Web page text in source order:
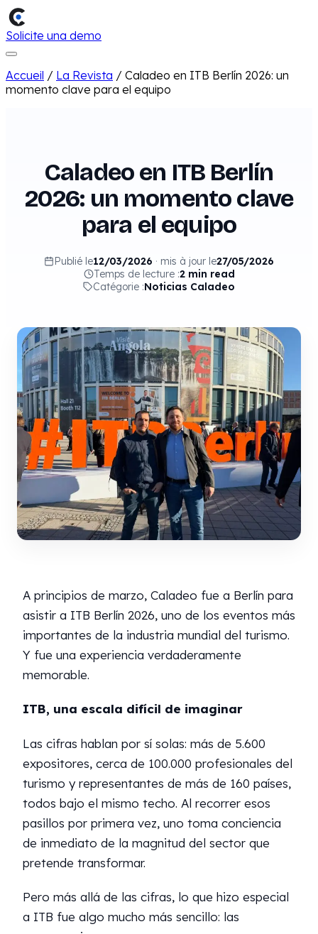
Solicite una demo
Accueil / La Revista / Caladeo en ITB Berlín 2026: un
momento clave para el equipo
Caladeo en ITB Berlín
2026: un momento clave
para el equipo
Publié le12/03/2026 · mis à jour le27/05/2026
Temps de lecture :2 min read
Catégorie :Noticias Caladeo
A principios de marzo, Caladeo fue a Berlín para
asistir a ITB Berlín 2026, uno de los eventos más
importantes de la industria mundial del turismo.
Y fue una experiencia verdaderamente
memorable.
ITB, una escala difícil de imaginar
Las cifras hablan por sí solas: más de 5.600
expositores, cerca de 100.000 profesionales del
turismo y representantes de más de 160 países,
todos bajo el mismo techo. Al recorrer esos
pasillos por primera vez, uno toma conciencia
de inmediato de la magnitud del sector que
pretende transformar.
Pero más allá de las cifras, lo que hizo especial
a ITB fue algo mucho más sencillo: las